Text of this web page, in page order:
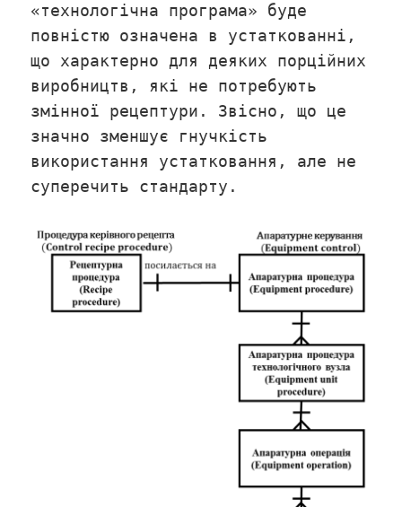
«технологічна програма» буде
повністю означена в устаткованні,
що характерно для деяких порційних
виробництв, які не потребують
змінної рецептури. Звісно, що це
значно зменшує гнучкість
використання устатковання, але не
суперечить стандарту.